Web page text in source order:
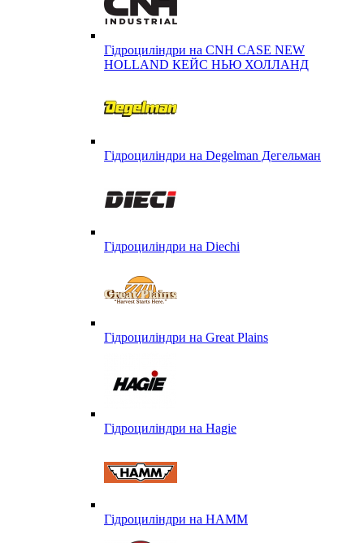
Гідроциліндри на CNH CASE NEW
HOLLAND КЕЙС НЬЮ ХОЛЛАНД
Гідроциліндри на Degelman Дегельман
Гідроциліндри на Diechi
Гідроциліндри на Great Plains
Гідроциліндри на Hagie
Гідроциліндри на HAMM